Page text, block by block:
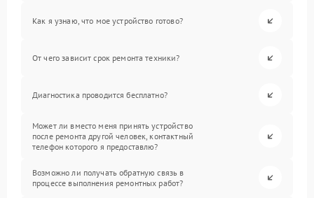
Как я узнаю, что мое устройство готово?
От чего зависит срок ремонта техники?
Диагностика проводится бесплатно?
Может ли вместо меня принять устройство
после ремонта другой человек, контактный
телефон которого я предоставлю?
Возможно ли получать обратную связь в
процессе выполнения ремонтных работ?